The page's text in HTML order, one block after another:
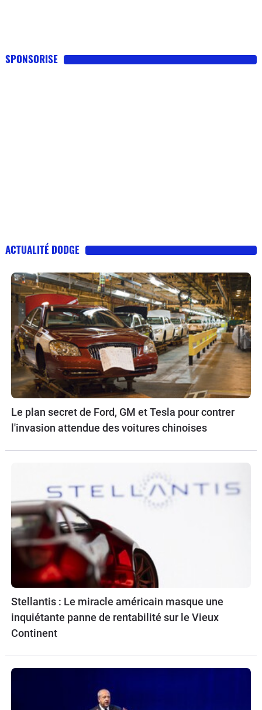
SPONSORISE
ACTUALITÉ DODGE
Le plan secret de Ford, GM et Tesla pour contrer
l'invasion attendue des voitures chinoises
Stellantis : Le miracle américain masque une
inquiétante panne de rentabilité sur le Vieux
Continent